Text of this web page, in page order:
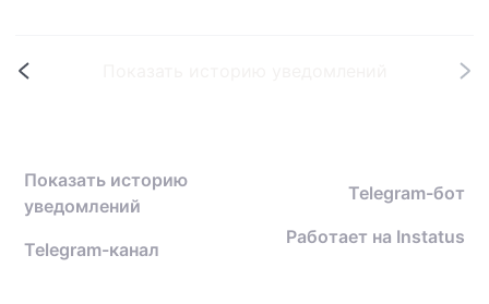
Показать историю
уведомлений
Telegram-канал
Telegram-бот
Работает на Instatus